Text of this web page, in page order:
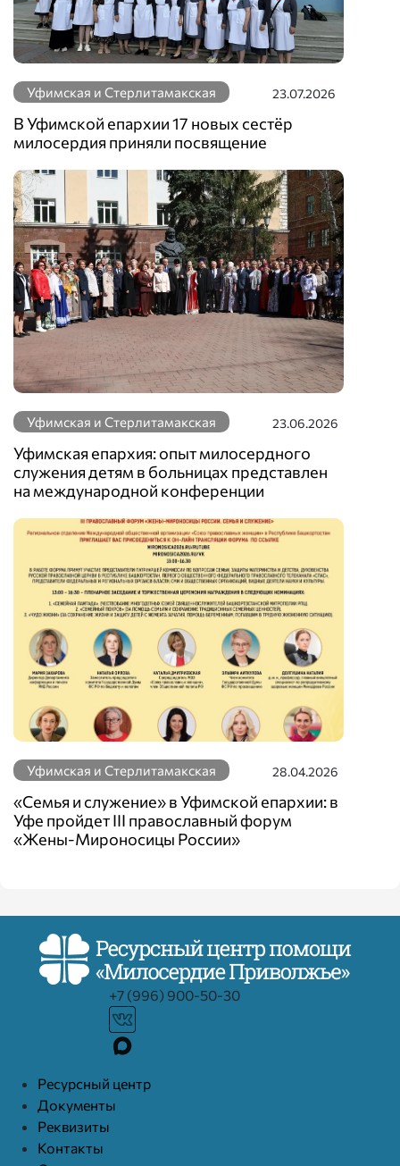
Уфимская и Стерлитамакская 23.07.2026
В Уфимской епархии 17 новых сестёр
милосердия приняли посвящение
Уфимская и Стерлитамакская 23.06.2026
Уфимская епархия: опыт милосердного
служения детям в больницах представлен
на международной конференции
Уфимская и Стерлитамакская 28.04.2026
«Семья и служение» в Уфимской епархии: в
Уфе пройдет III православный форум
«Жены-Мироносицы России»
+7 (996) 900-50-30
Ресурcный центр
Документы
Реквизиты
Контакты